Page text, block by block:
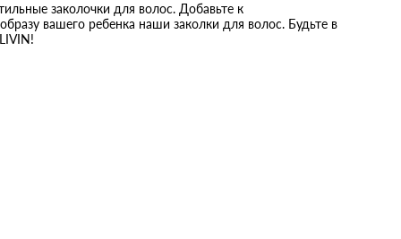
заколочки для волос. Добавьте к
вашего ребенка наши заколки для волос. Будьте в